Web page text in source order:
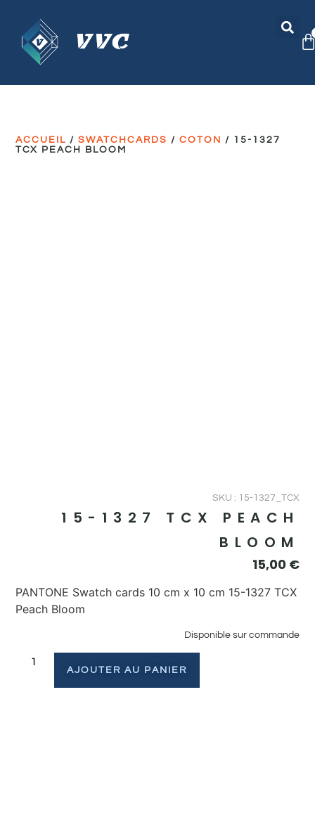
ACCUEIL /SWATCHCARDS /COTON / 15-1327
TCX PEACH BLOOM
SKU : 15-1327_TCX
15-1327 TCX PEACH
BLOOM
15,00 €
PANTONE Swatch cards 10 cm x 10 cm 15-1327 TCX
Peach Bloom
Disponible sur commande
AJOUTER AU PANIER